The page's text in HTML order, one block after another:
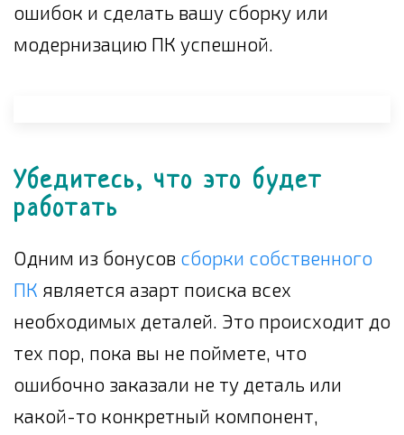
ошибок и сделать вашу сборку или
модернизацию ПК успешной.
Убедитесь, что это будет
работать
Одним из бонусов сборки собственного
ПК является азарт поиска всех
необходимых деталей. Это происходит до
тех пор, пока вы не поймете, что
ошибочно заказали не ту деталь или
какой-то конкретный компонент,